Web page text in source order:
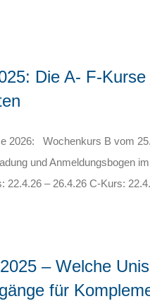
Die A- F-
2026: Wochenkurs B vom
und Anmeldungsbogen
22.4.26 – 26.4.26 C-Kurs:
– Welche
für